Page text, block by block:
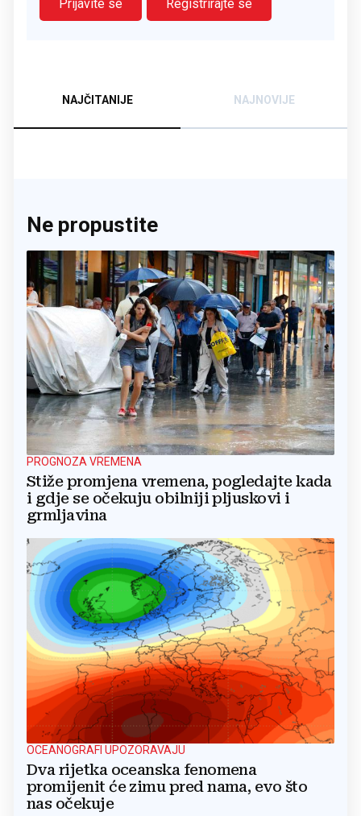
Prijavite se Registrirajte se
NAJČITANIJE NAJNOVIJE
Ne propustite
PROGNOZA VREMENA
Stiže promjena vremena, pogledajte kada
i gdje se očekuju obilniji pljuskovi i
grmljavina
OCEANOGRAFI UPOZORAVAJU
Dva rijetka oceanska fenomena
promijenit će zimu pred nama, evo što
nas očekuje